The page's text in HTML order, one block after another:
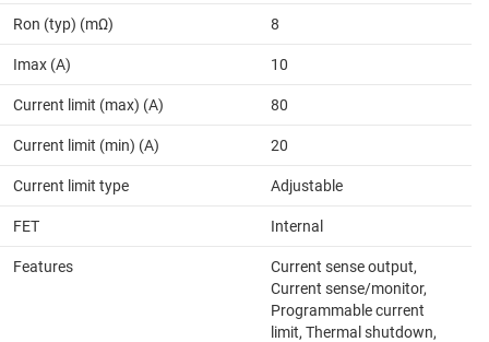
Ron (typ) (mΩ) 8
Imax (A) 10
Current limit (max) (A) 80
Current limit (min) (A) 20
Current limit type Adjustable
FET Internal
Features
Current sense output,
Current sense/monitor,
Programmable current
limit, Thermal shutdown,